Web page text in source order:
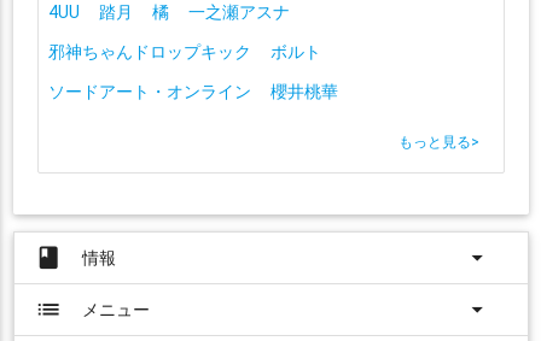
4UU
踏月 橘
一之瀬アスナ
邪神ちゃんドロップキック
ボルト
ソードアート・オンライン
櫻井桃華
もっと見る>
book 情報
arrow_drop_down
list
メニュー
arrow_drop_down